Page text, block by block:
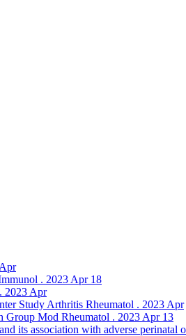
. 2023 Apr 18
2023 Apr
Study Arthritis Rheumatol . 2023 Apr
Group Mod Rheumatol . 2023 Apr 13
its association with adverse perinatal